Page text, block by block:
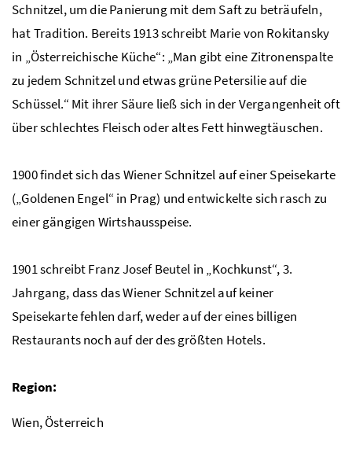
Schnitzel, um die Panierung mit dem Saft zu beträufeln,
hat Tradition. Bereits 1913 schreibt Marie von Rokitansky
in „Österreichische Küche“: „Man gibt eine Zitronenspalte
zu jedem Schnitzel und etwas grüne Petersilie auf die
Schüssel.“ Mit ihrer Säure ließ sich in der Vergangenheit oft
über schlechtes Fleisch oder altes Fett hinwegtäuschen.
1900 findet sich das Wiener Schnitzel auf einer Speisekarte
(„Goldenen Engel“ in Prag) und entwickelte sich rasch zu
einer gängigen Wirtshausspeise.
1901 schreibt Franz Josef Beutel in „Kochkunst“, 3.
Jahrgang, dass das Wiener Schnitzel auf keiner
Speisekarte fehlen darf, weder auf der eines billigen
Restaurants noch auf der des größten Hotels.
Region:
Wien, Österreich